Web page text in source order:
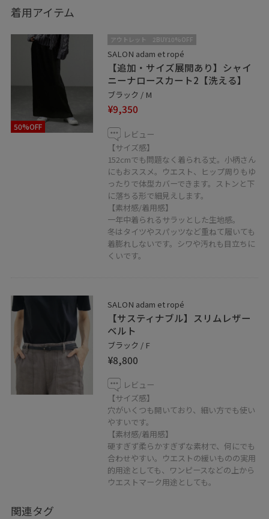
いつものニットにベルトでウエストマークしたら
とても新鮮なコーディネートになりました！
マンネリ化したら、ジャケットやカーディガンの上から
ベルト使い、おススメです。
コーディネートを気に入って頂けたら
アイコンクリック→“♡フォローする”
を押して頂けると励みになります！
東急プラザ銀座店ではヤマトeコレクトをご利用頂けま
遠方にお住まいの方、外出が難しい方、是非ご利用くだ
ご利用には、手数料＋送料がかかります。
その他、何でもお気軽にご相談ください♪
東急プラザ銀座店 B2F
着用アイテム
50%OFF
アウトレット 2BUY10%OFF
SALON adam et ropé
【追加・サイズ展開あり】シャイ
ニーナロースカート2【洗える】
ブラック / M
¥9,350
レビュー
【サイズ感】
152cmでも問題なく着られる丈。小柄さん
にもおススメ。ウエスト、ヒップ周りもゆ
ったりで体型カバーできます。ストンと下
に落ちる形で細見えします。
【素材感/着用感】
一年中着られるサラッとした生地感。
冬はタイツやスパッツなど重ねて履いても
着膨れしないです。シワや汚れも目立ちに
くいです。
SALON adam et ropé
【サスティナブル】スリムレザー
ベルト
ブラック / F
¥8,800
レビュー
【サイズ感】
穴がいくつも開いており、細い方でも使い
やすいです。
【素材感/着用感】
硬すぎず柔らかすぎずな素材で、何にでも
合わせやすい。ウエストの緩いものの実用
的用途としても、ワンピースなどの上から
ウエストマーク用途としても。
関連タグ